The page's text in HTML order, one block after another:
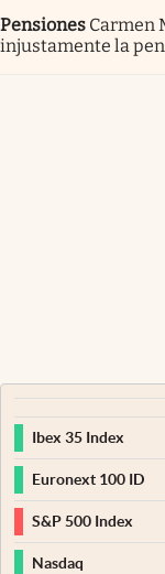
Pensiones Carmen
injustamente la
Ibex 35 Index
Euronext 100 ID
S&P 500 Index
Nasdaq